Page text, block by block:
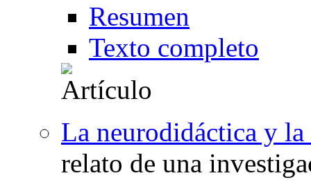
Resumen
Texto completo
La neurodidáctica y
relato de una